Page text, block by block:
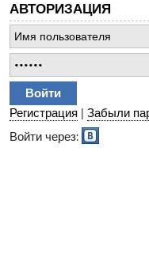
затмила все предыдущее
открытия.
АВТОРИЗАЦИЯ
Регистрация | Забыли
Войти через: